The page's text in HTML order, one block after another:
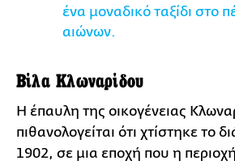
ένα μοναδικό ταξίδι στο
αιώνων.
Βίλα Κλωναρίδου
Η έπαυλη της οικογένειας
πιθανολογείται ότι χτίστηκε το
1902, σε μια εποχή που η